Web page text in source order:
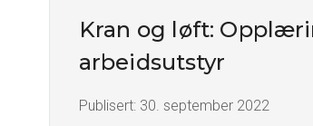
Kran og løft:
arbeidsutstyr
Publisert: 30. september 2022